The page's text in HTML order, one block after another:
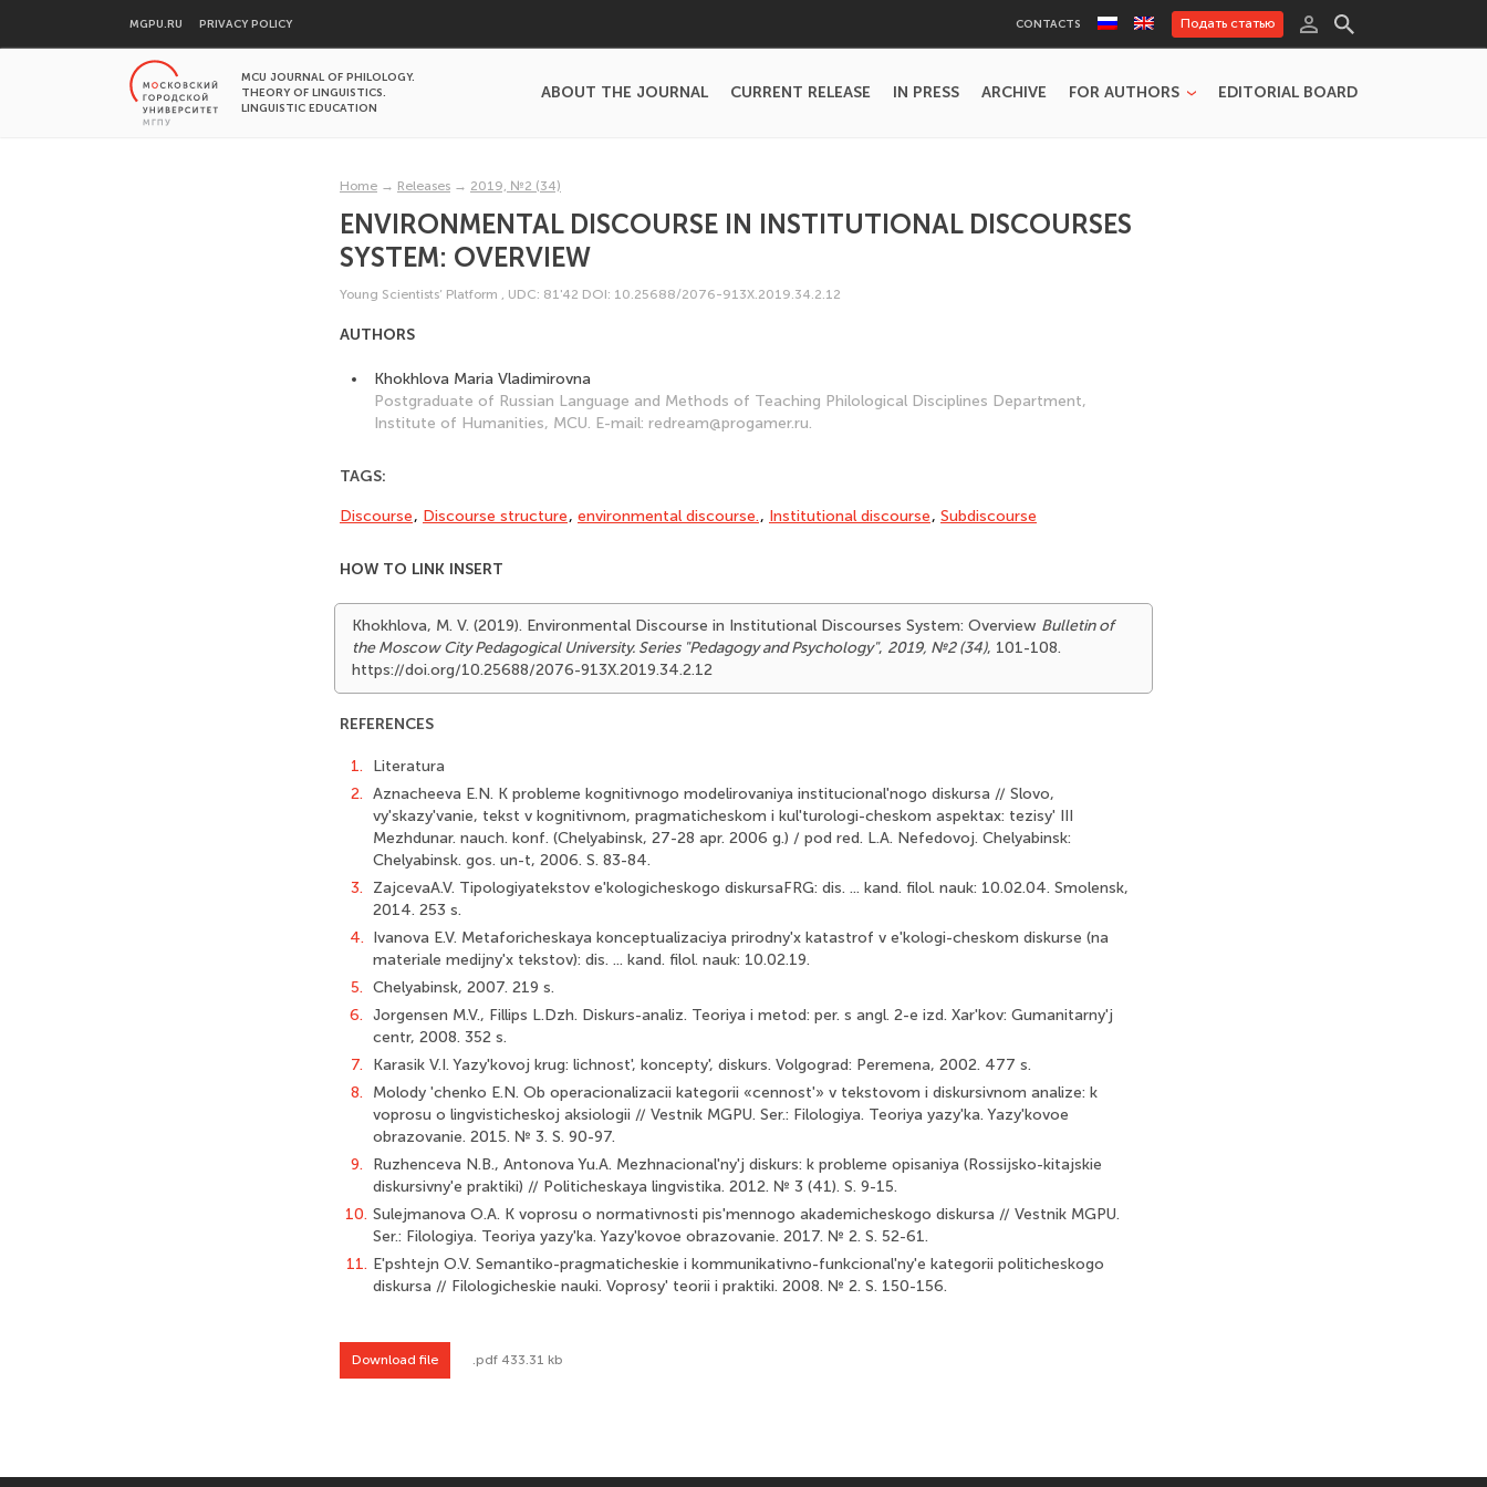
MGPU.RU PRIVACY POLICY CONTACTS Подать статью
MCU JOURNAL OF PHILOLOGY.
THEORY OF LINGUISTICS.
LINGUISTIC EDUCATION
ABOUT THE JOURNAL CURRENT RELEASE IN PRESS ARCHIVE FOR AUTHORS EDITORIAL BOARD
Home → Releases → 2019, №2 (34)
ENVIRONMENTAL DISCOURSE IN INSTITUTIONAL DISCOURSES
SYSTEM: OVERVIEW
Young Scientists’ Platform , UDC: 81'42 DOI: 10.25688/2076-913X.2019.34.2.12
AUTHORS
Khokhlova Maria Vladimirovna
Postgraduate of Russian Language and Methods of Teaching Philological Disciplines Department,
Institute of Humanities, MCU. E-mail: redream@progamer.ru.
TAGS:
Discourse, Discourse structure, envi­ronmental discourse., Institutional discourse, Subdiscourse
HOW TO LINK INSERT
Khokhlova, M. V. (2019). Environmental Discourse in Institutional Discourses System: Overview Bulletin of
the Moscow City Pedagogical University. Series "Pedagogy and Psychology", 2019, №2 (34), 101-108.
https://doi.org/10.25688/2076-913X.2019.34.2.12
REFERENCES
1.
Literatura
2. Aznacheeva E.N. K probleme kognitivnogo modelirovaniya institucional'nogo diskursa // Slovo,
vy'skazy'vanie, tekst v kognitivnom, pragmaticheskom i kul'turologi-cheskom aspektax: tezisy' III
Mezhdunar. nauch. konf. (Chelyabinsk, 27-28 apr. 2006 g.) / pod red. L.A. Nefedovoj. Chelyabinsk:
Chelyabinsk. gos. un-t, 2006. S. 83-84.
3.
ZajcevaA.V. Tipologiyatekstov e'kologicheskogo diskursaFRG: dis. ... kand. filol. nauk: 10.02.04. Smolensk,
2014. 253 s.
4. Ivanova E.V. Metaforicheskaya konceptualizaciya prirodny'x katastrof v e'kologi-cheskom diskurse (na
materiale medijny'x tekstov): dis. ... kand. filol. nauk: 10.02.19.
5. Chelyabinsk, 2007. 219 s.
6. Jorgensen M.V., Fillips L.Dzh. Diskurs-analiz. Teoriya i metod: per. s angl. 2-e izd. Xar'kov: Gumanitarny'j
centr, 2008. 352 s.
7.
Karasik V.I. Yazy'kovoj krug: lichnost', koncepty', diskurs. Volgograd: Peremena, 2002. 477 s.
8.
Molody 'chenko E.N. Ob operacionalizacii kategorii «cennost'» v tekstovom i diskursivnom analize: k
voprosu o lingvisticheskoj aksiologii // Vestnik MGPU. Ser.: Filologiya. Teoriya yazy'ka. Yazy'kovoe
obrazovanie. 2015. № 3. S. 90-97.
9.
Ruzhenceva N.B., Antonova Yu.A. Mezhnacional'ny'j diskurs: k probleme opisaniya (Rossijsko-kitajskie
diskursivny'e praktiki) // Politicheskaya lingvistika. 2012. № 3 (41). S. 9-15.
10. Sulejmanova O.A. K voprosu o normativnosti pis'mennogo akademicheskogo diskursa // Vestnik MGPU.
Ser.: Filologiya. Teoriya yazy'ka. Yazy'kovoe obrazovanie. 2017. № 2. S. 52-61.
11. E'pshtejn O.V. Semantiko-pragmaticheskie i kommunikativno-funkcional'ny'e kategorii politicheskogo
diskursa // Filologicheskie nauki. Voprosy' teorii i praktiki. 2008. № 2. S. 150-156.
Download file .pdf 433.31 kb